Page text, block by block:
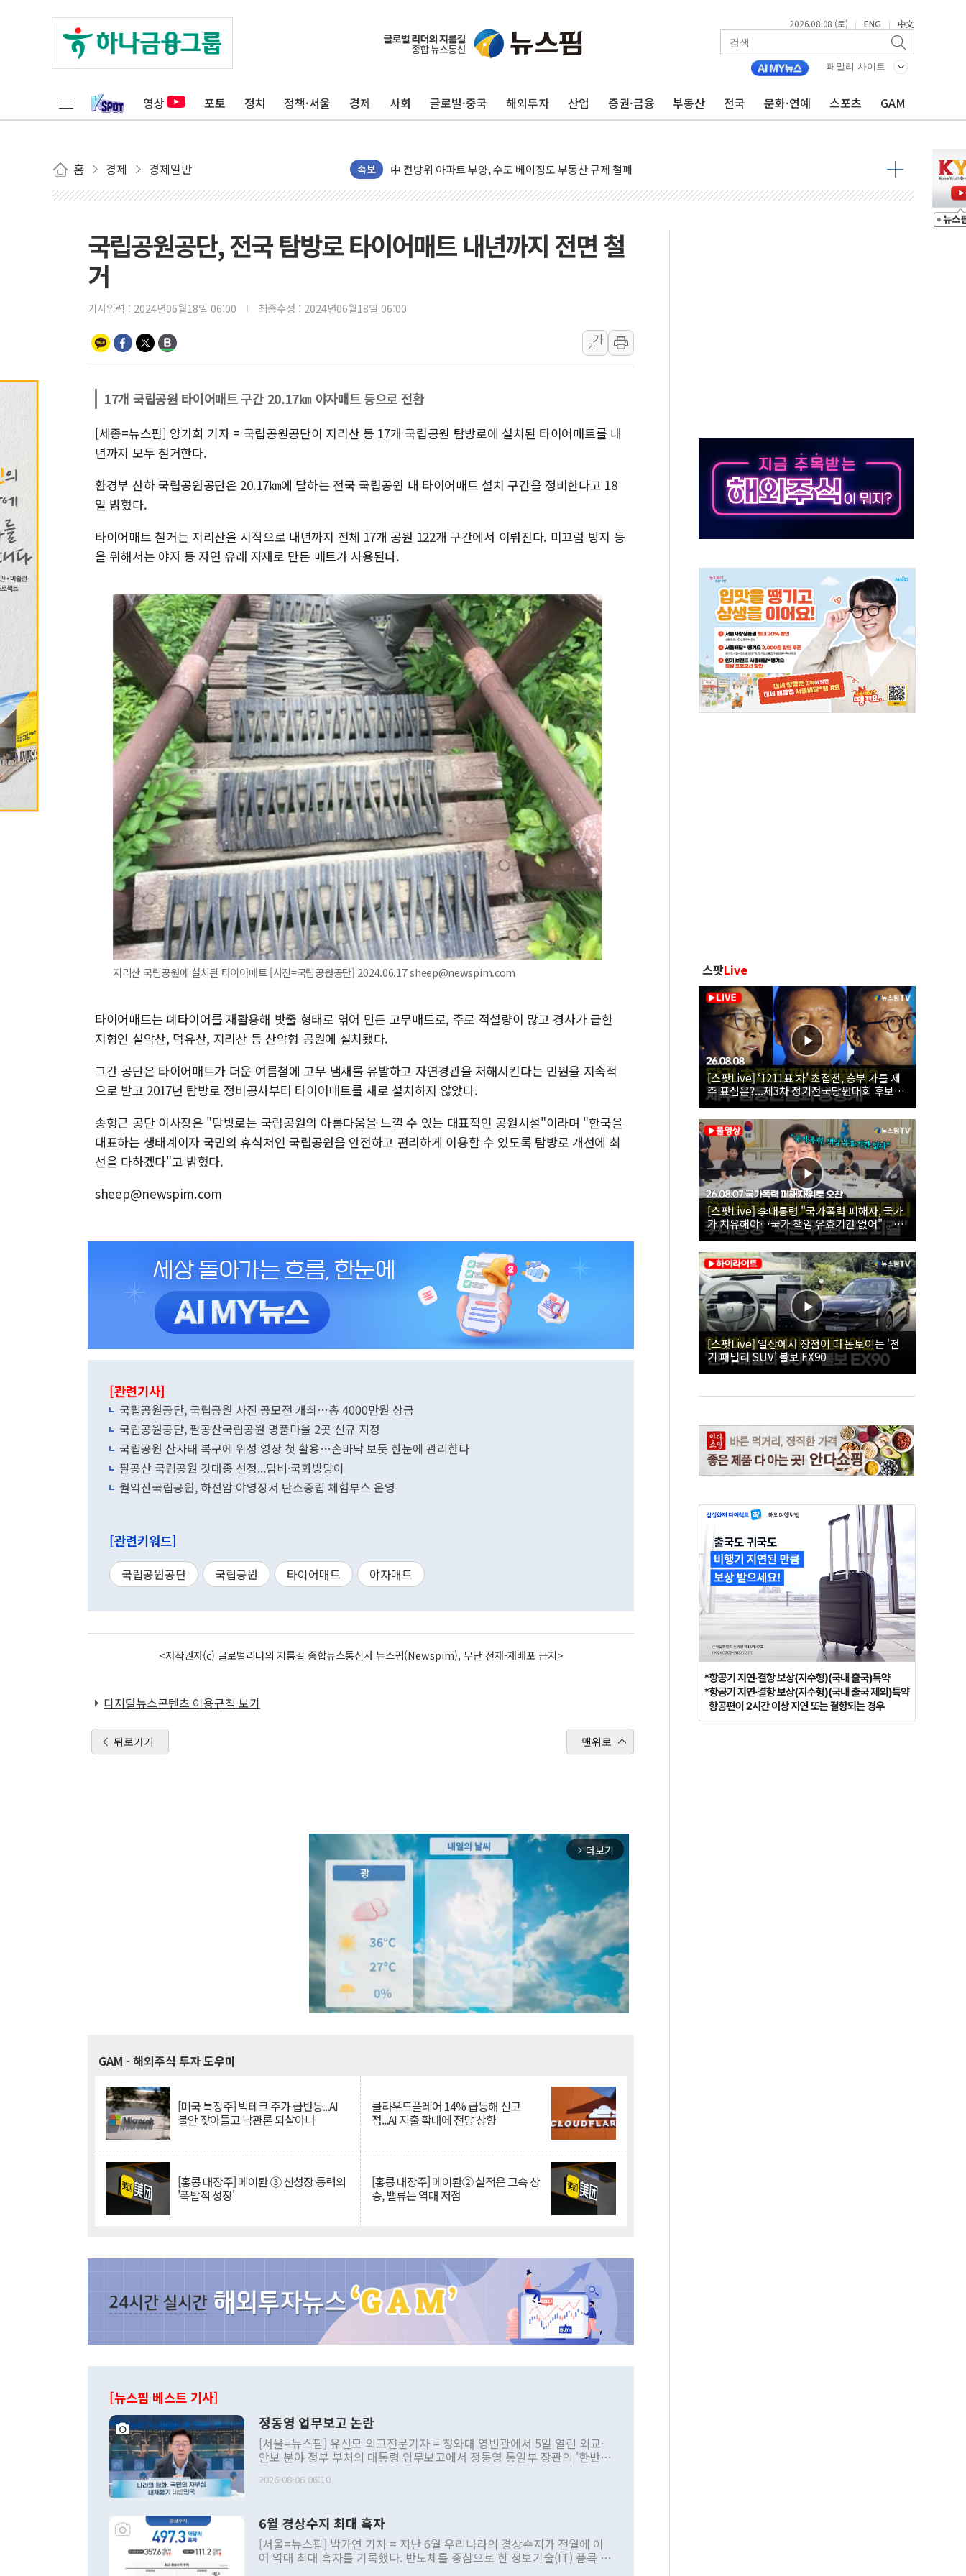
2026.08.08 (토) | ENG | 中文
패밀리 사이트
영상 포토 정치 정책·서울 경제 사회 글로벌·중국 해외투자 산업 증권·금융 부동산 전국 문화·연예 스포츠 GAM
홈 경제 경제일반 속보
동해중부 전 해상 풍랑주의보…10일까지 최대 3.5m 높은 물결
中 전방위 아파트 부양, 수도 베이징도 부동산 규제 철폐
동해시, 11~14일 '별똥별 멍' 운영…페르세우스 유성우 관측
청양 밭에서 일하던 90대 숨져…온열질환 여부 조사
'호우 특보' 경북 울진 시간당 20~30mm 강한 비...가뭄 해소될 듯
주말 무더위·열대야 지속…내륙 곳곳 소나기
오세훈 "용산공원 주택 검토, 민주당 스스로 원칙 뒤집는 것"
10월 보완수사권 폐지·공소청 출범…피해자들 '범죄 사각지대' 우려
민주당, 오늘 제주·인천 경선 발표...김민석 '재역전' vs 정청래 '격차 확대'
트럼프, 쿡 연준 이사 해임 재추진…"26일까지 의혹 소명" 요구
유럽증시, 美 고용 예상 밖 부진에 연준 금리 인상 가능성 낮아지며 상승… STOXX 600 지수는 나흘 연속 최고치
미 연준 매파 기세 꺾이나…고용 감소에 9월 동결 전망 우세
국립공원공단, 전국 탐방로 타이어매트 내년까지 전면 철
거
기사입력 : 2024년06월18일 06:00 최종수정 : 2024년06월18일 06:00
가
가
17개 국립공원 타이어매트 구간 20.17㎞ 야자매트 등으로 전환
[세종=뉴스핌] 양가희 기자 = 국립공원공단이 지리산 등 17개 국립공원 탐방로에 설치된 타이어매트를 내
년까지 모두 철거한다.
환경부 산하 국립공원공단은 20.17㎞에 달하는 전국 국립공원 내 타이어매트 설치 구간을 정비한다고 18
일 밝혔다.
타이어매트 철거는 지리산을 시작으로 내년까지 전체 17개 공원 122개 구간에서 이뤄진다. 미끄럼 방지 등
을 위해서는 야자 등 자연 유래 자재로 만든 매트가 사용된다.
지리산 국립공원에 설치된 타이어매트 [사진=국립공원공단] 2024.06.17 sheep@newspim.com
타이어매트는 폐타이어를 재활용해 밧줄 형태로 엮어 만든 고무매트로, 주로 적설량이 많고 경사가 급한
지형인 설악산, 덕유산, 지리산 등 산악형 공원에 설치됐다.
그간 공단은 타이어매트가 더운 여름철에 고무 냄새를 유발하고 자연경관을 저해시킨다는 민원을 지속적
으로 받고 2017년 탐방로 정비공사부터 타이어매트를 새로 설치하지 않았다.
송형근 공단 이사장은 "탐방로는 국립공원의 아름다움을 느낄 수 있는 대표적인 공원시설"이라며 "한국을
대표하는 생태계이자 국민의 휴식처인 국립공원을 안전하고 편리하게 이용할 수 있도록 탐방로 개선에 최
선을 다하겠다"고 밝혔다.
sheep@newspim.com
[관련기사]
국립공원공단, 국립공원 사진 공모전 개최…총 4000만원 상금
국립공원공단, 팔공산국립공원 명품마을 2곳 신규 지정
국립공원 산사태 복구에 위성 영상 첫 활용…손바닥 보듯 한눈에 관리한다
팔공산 국립공원 깃대종 선정...담비·국화방망이
월악산국립공원, 하선암 야영장서 탄소중립 체험부스 운영
[관련키워드]
국립공원공단 국립공원 타이어매트 야자매트
<저작권자(c) 글로벌리더의 지름길 종합뉴스통신사 뉴스핌(Newspim), 무단 전재-재배포 금지>
디지털뉴스콘텐츠 이용규칙 보기
뒤로가기 맨위로
arrow_forward_ios 더보기
GAM - 해외주식 투자 도우미
[미국 특징주] 빅테크 주가 급반등...AI
불안 잦아들고 낙관론 되살아나
클라우드플레어 14% 급등해 신고
점...AI 지출 확대에 전망 상향
[홍콩 대장주] 메이퇀 ③ 신성장 동력의
'폭발적 성장'
[홍콩 대장주] 메이퇀② 실적은 고속 상
승, 밸류는 역대 저점
[뉴스핌 베스트 기사]
정동영 업무보고 논란
[서울=뉴스핌] 유신모 외교전문기자 = 청와대 영빈관에서 5일 열린 외교·
안보 분야 정부 부처의 대통령 업무보고에서 정동영 통일부 장관의 '한반도
발언 중에는 정부 내 조율을 거치지 않은 사안을 정책으로 추진하겠다고 공
주의적 희망에 근거한 비현실적 구상'이라는 비판을 내놨다. 그동안 정 장
관의 대북 정책 관련 발언이 물의를 빚은 적은 여러 번 있지만 대통령과 유
관 부처 장관이 공개적으로 부정적 입장을 표명한 것은 이례적이다. 정 장
관의 무리한 대북 접근법과 월권을 제어해야 한다는 목소리도 높아지고 있
2026-08-06 06:10
6월 경상수지 최대 흑자
[서울=뉴스핌] 박가연 기자 = 지난 6월 우리나라의 경상수지가 전월에 이
어 역대 최대 흑자를 기록했다. 반도체를 중심으로 한 정보기술(IT) 품목 수
스팟Live
[스팟Live] ‘1211표 차’ 초접전, 승부 가를 제
주 표심은?...제3차 정기전국당원대회 후보자
제주 합동연설회 생중계 | 26.08.08
[스팟Live] 李대통령 "국가폭력 피해자, 국가
가 치유해야…국가 책임 유효기간 없어"｜
26.08.07 국가폭력 피해자 위로 오찬
[스팟Live] 일상에서 장점이 더 돋보이는 '전
기 패밀리 SUV' 볼보 EX90